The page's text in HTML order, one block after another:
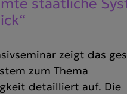
zeigt das
zum Thema
detailliert auf. Die